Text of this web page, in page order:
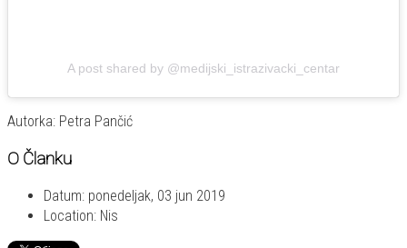
A post shared by @medijski_istrazivacki_centar
Autorka: Petra Pančić
O Članku
Datum: ponedeljak, 03 jun 2019
Location: Nis